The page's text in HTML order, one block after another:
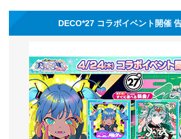
DECO*27 コラボイベント開催